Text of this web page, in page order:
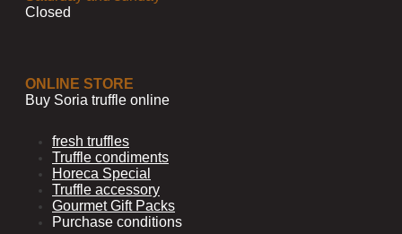
Closed
ONLINE STORE
Buy Soria truffle online
fresh truffles
Truffle condiments
Horeca Special
Truffle accessory
Gourmet Gift Packs
Purchase conditions